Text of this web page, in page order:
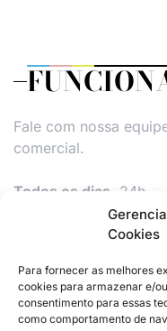
Cookies
Para fornecer as melhores
cookies para armazenar e/
consentimento para essas
como comportamento de
Fale com nossa
comercial.
Todos os dias, 24h.